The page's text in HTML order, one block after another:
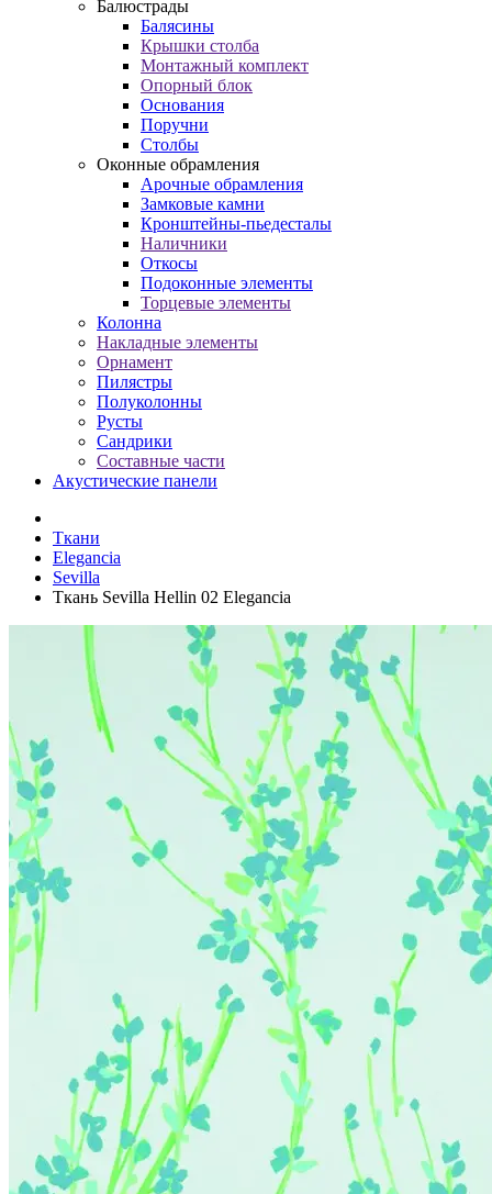
Балюстрады
Балясины
Крышки столба
Монтажный комплект
Опорный блок
Основания
Поручни
Столбы
Оконные обрамления
Арочные обрамления
Замковые камни
Кронштейны-пьедесталы
Наличники
Откосы
Подоконные элементы
Торцевые элементы
Колонна
Накладные элементы
Орнамент
Пилястры
Полуколонны
Русты
Сандрики
Составные части
Акустические панели
Ткани
Elegancia
Sevilla
Ткань Sevilla Hellin 02 Elegancia